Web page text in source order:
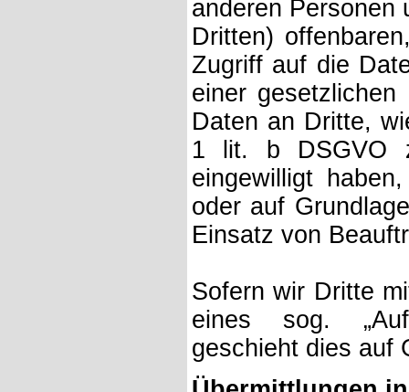
anderen Personen
Dritten)
Zugriff auf die
einer
Daten an Dritte,
1 lit. b DSGVO
eingewilligt
oder auf
Einsatz von
Sofern wir Dritte
eines sog.
geschieht dies auf